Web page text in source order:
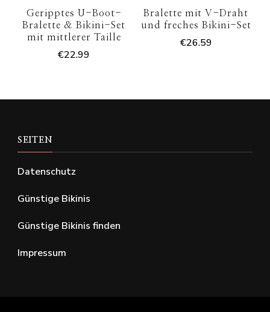
Geripptes U-Boot-
Bralette & Bikini-Set
mit mittlerer Taille
€22.99
Bralette mit V-Draht
und freches Bikini-Set
€26.59
SEITEN
Datenschutz
Günstige Bikinis
Günstige Bikinis finden
Impressum